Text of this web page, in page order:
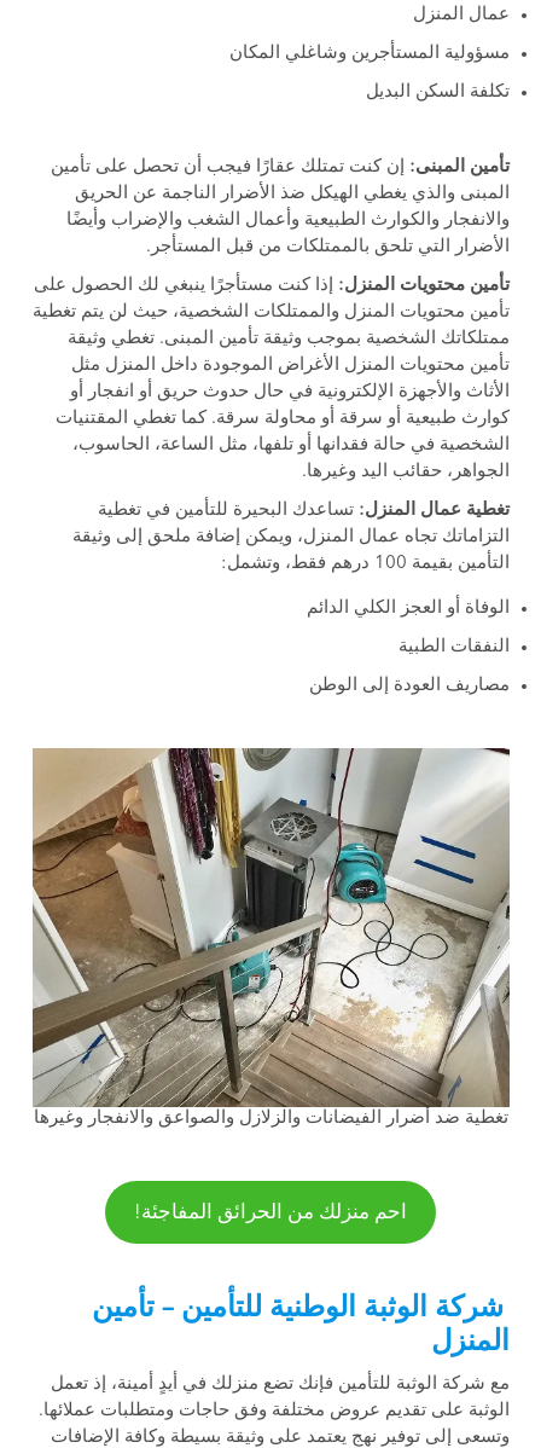
عمال المنزل
مسؤولية المستأجرين وشاغلي المكان
تكلفة السكن البديل
تأمين المبنى: إن كنت تمتلك عقارًا فيجب أن تحصل على تأمين
المبنى والذي يغطي الهيكل ضذ الأضرار الناجمة عن الحريق
والانفجار والكوارث الطبيعية وأعمال الشغب والإضراب وأيضًا
الأضرار التي تلحق بالممتلكات من قبل المستأجر.
تأمين محتويات المنزل: إذا كنت مستأجرًا ينبغي لك الحصول على
تأمين محتويات المنزل والممتلكات الشخصية، حيث لن يتم تغطية
ممتلكاتك الشخصية بموجب وثيقة تأمين المبنى. تغطي وثيقة
تأمين محتويات المنزل الأغراض الموجودة داخل المنزل مثل
الأثاث والأجهزة الإلكترونية في حال حدوث حريق أو انفجار أو
كوارث طبيعية أو سرقة أو محاولة سرقة. كما تغطي المقتنيات
الشخصية في حالة فقدانها أو تلفها، مثل الساعة، الحاسوب،
الجواهر، حقائب اليد وغيرها.
تغطية عمال المنزل: تساعدك البحيرة للتأمين في تغطية
التزاماتك تجاه عمال المنزل، ويمكن إضافة ملحق إلى وثيقة
التأمين بقيمة 100 درهم فقط، وتشمل:
الوفاة أو العجز الكلي الدائم
النفقات الطبية
مصاريف العودة إلى الوطن
تغطية ضد أضرار الفيضانات والزلازل والصواعق والانفجار وغيرها
احم منزلك من الحرائق المفاجئة!
شركة الوثبة الوطنية للتأمين – تأمين
المنزل
مع شركة الوثبة للتأمين فإنك تضع منزلك في أيدٍ أمينة، إذ تعمل
الوثبة على تقديم عروض مختلفة وفق حاجات ومتطلبات عملائها.
وتسعى إلى توفير نهج يعتمد على وثيقة بسيطة وكافة الإضافات